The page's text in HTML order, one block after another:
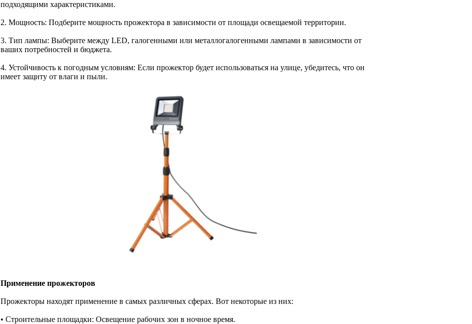
подходящими характеристиками.
2. Мощность: Подберите мощность прожектора в зависимости от площади освещаемой территории.
3. Тип лампы: Выберите между LED, галогенными или металлогалогенными лампами в зависимости от
ваших потребностей и бюджета.
4. Устойчивость к погодным условиям: Если прожектор будет использоваться на улице, убедитесь, что он
имеет защиту от влаги и пыли.
Применение прожекторов
Прожекторы находят применение в самых различных сферах. Вот некоторые из них:
• Строительные площадки: Освещение рабочих зон в ночное время.